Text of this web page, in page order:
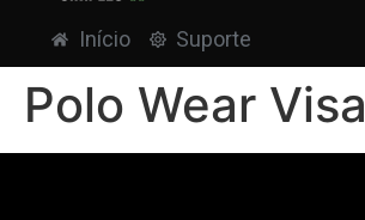
Início Suporte
Polo Wear Visa